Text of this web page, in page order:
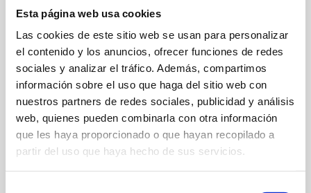
Esta página web usa cookies
Las cookies de este sitio web se usan para personalizar
el contenido y los anuncios, ofrecer funciones de redes
sociales y analizar el tráfico. Además, compartimos
información sobre el uso que haga del sitio web con
nuestros partners de redes sociales, publicidad y análisis
web, quienes pueden combinarla con otra información
que les haya proporcionado o que hayan recopilado a
partir del uso que haya hecho de sus servicios.
Passeig del Saladar, s/n